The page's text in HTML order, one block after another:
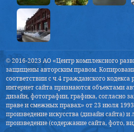
© 2016-2023 АО «Центр комплексного
защищены авторским правом.
соответствии с ч.4 гражданского
интернет сайта признаются объектами
дизайн, фотографии, графика, согласно
праве и смежных правах» от 23 июля
произведение искусства (дизайн сайта) и
произведение (содержание сайта, фото,